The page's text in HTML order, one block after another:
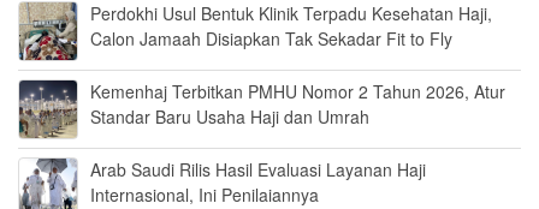
Perdokhi Usul Bentuk Klinik Terpadu Kesehatan Haji,
Calon Jamaah Disiapkan Tak Sekadar Fit to Fly
Kemenhaj Terbitkan PMHU Nomor 2 Tahun 2026, Atur
Standar Baru Usaha Haji dan Umrah
Arab Saudi Rilis Hasil Evaluasi Layanan Haji
Internasional, Ini Penilaiannya